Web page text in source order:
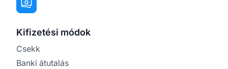
Kifizetési módok
Csekk
Banki átutalás